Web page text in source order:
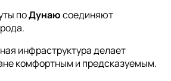
поДунаюсоединяют
инфраструктура делает
комфортным и предсказуемым.